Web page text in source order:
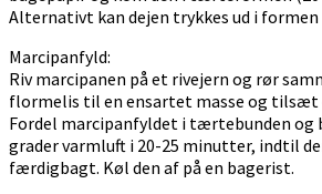
Alternativt kan dejen trykkes ud i formen
Marcipanfyld:
Riv marcipanen på et rivejern og rør
flormelis til en ensartet masse og
Fordel marcipanfyldet i tærtebunden og
grader varmluft i 20-25 minutter, indtil
færdigbagt. Køl den af på en bagerist.